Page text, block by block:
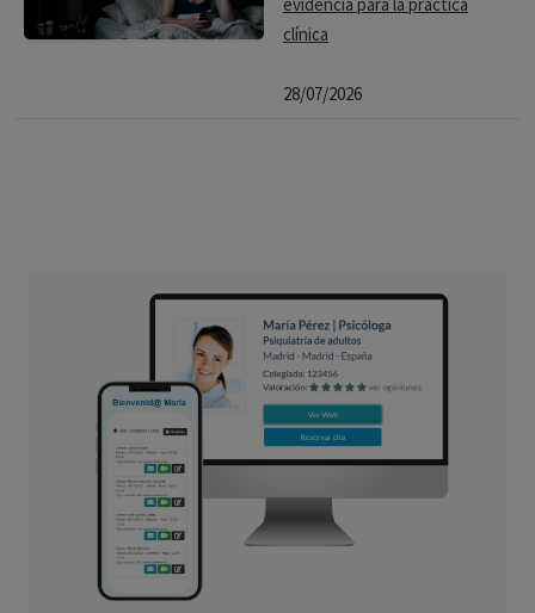
clínica
28/07/2026